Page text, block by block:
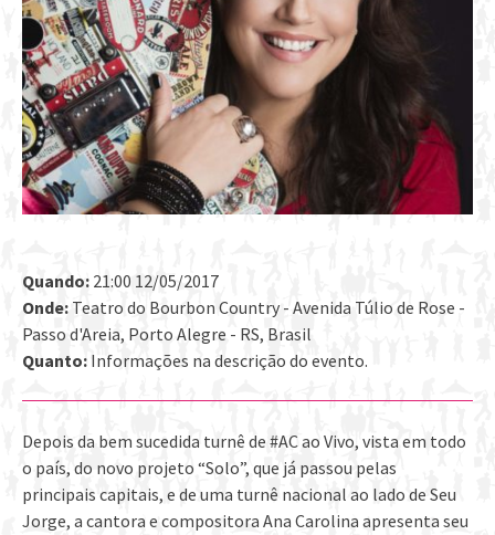
Quando: 21:00 12/05/2017
Onde: Teatro do Bourbon Country - Avenida Túlio de Rose -
Passo d'Areia, Porto Alegre - RS, Brasil
Quanto: Informações na descrição do evento.
Depois da bem sucedida turnê de #AC ao Vivo, vista em todo
o país, do novo projeto “Solo”, que já passou pelas
principais capitais, e de uma turnê nacional ao lado de Seu
Jorge, a cantora e compositora Ana Carolina apresenta seu